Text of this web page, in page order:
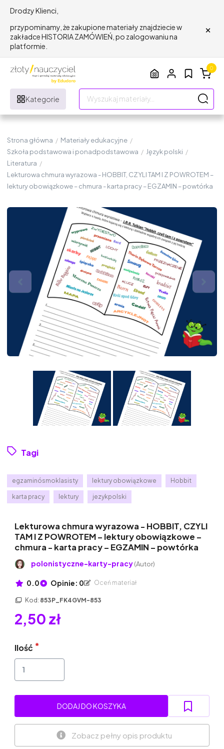
Drodzy Klienci,
przypominamy, że zakupione materiały znajdziecie w
zakładce HISTORIA ZAMÓWIEŃ, po zalogowaniu na
platformie.
×
Kategorie
0
Strona główna / Materiały edukacyjne /
Szkoła podstawowa i ponadpodstawowa / Język polski /
Literatura /
Lekturowa chmura wyrazowa - HOBBIT, CZYLI TAM I Z POWROTEM –
lektury obowiązkowe – chmura - karta pracy – EGZAMIN – powtórka
Tagi
egzaminósmoklasisty lektury obowiązkowe Hobbit
karta pracy lektury jezykpolski
Lekturowa chmura wyrazowa - HOBBIT, CZYLI
TAM I Z POWROTEM – lektury obowiązkowe –
chmura - karta pracy – EGZAMIN – powtórka
polonistyczne-karty-pracy(Autor)
0.0 Opinie: 0 Oceń materiał
Kod: 853P_FK4GVM-853
2,50 zł
Ilość
DODAJ DO KOSZYKA
Zobacz pełny opis produktu